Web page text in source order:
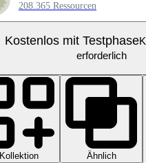
208.365 Ressourcen
Kostenlos mit Testphase
erforderlich
Kollektion
Ähnlich